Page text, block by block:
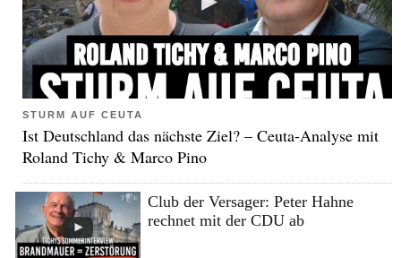
STURM AUF CEUTA
Ist Deutschland das nächste Ziel? – Ceuta-Analyse mit
Roland Tichy & Marco Pino
Club der Versager: Peter Hahne
rechnet mit der CDU ab